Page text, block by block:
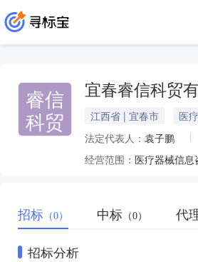
睿信
科贸
宜春睿信科贸
江西省 | 宜春市 医
法定代表人： 袁子鹏
经营范围：
招标 （0） 中标 （0） 代
招标分析